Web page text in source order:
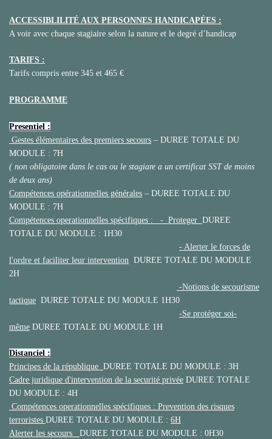
ACCESSIBLILITÉ AUX PERSONNES HANDICAPÉES :
A voir avec chaque stagiaire selon la nature et le degré d’handicap
TARIFS :
Tarifs compris entre 345 et 465 €
PROGRAMME
Presentiel :
Gestes élémentaires des premiers secours – DUREE TOTALE DU
MODULE : 7H
( non obligatoire dans le cas ou le stagiare a un certificat SST de moins
de deux ans)
Compétences opérationnelles générales – DUREE TOTALE DU
MODULE : 7H
Compétences operationnelles spécifiques : - Proteger DUREE
TOTALE DU MODULE : 1H30
- Alerter le forces de
l'ordre et faciliter leur intervention DUREE TOTALE DU MODULE
2H
-Notions de secourisme
tactique DUREE TOTALE DU MODULE 1H30
-Se protéger soi-
même DUREE TOTALE DU MODULE 1H
Distanciel :
Principes de la république DUREE TOTALE DU MODULE : 3H
Cadre juridique d'intervention de la securité privée DUREE TOTALE
DU MODULE : 4H
Compétences operationnelles spécifiques : Prevention des risques
terroristes DUREE TOTALE DU MODULE : 6H
Alerter les secours DUREE TOTALE DU MODULE : 0H30